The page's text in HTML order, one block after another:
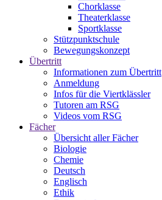
Chorklasse
Theaterklasse
Sportklasse
Stützpunktschule
Bewegungskonzept
Übertritt
Informationen zum Übertritt
Anmeldung
Infos für die Viertklässler
Tutoren am RSG
Videos vom RSG
Fächer
Übersicht aller Fächer
Biologie
Chemie
Deutsch
Englisch
Ethik